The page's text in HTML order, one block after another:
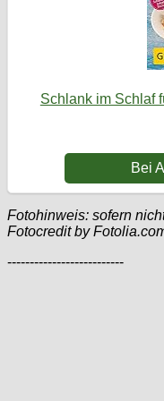
Schlank im Schlaf
Bei
Fotohinweis: sofern
Fotocredit by
--------------------------